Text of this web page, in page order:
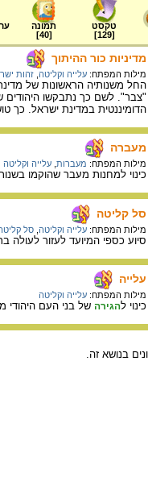
טקסט
[
129
]
תמונה
[
40
]
מדיניות כור ההיתוך
מילות המפתח: עלייה וקליטה זהות
החל משנותיה הראשונות של
"צבר". לשם כך נתבקשו היהודים
הדומיננטית במדינת ישראל. כך
מעברה
מילות המפתח: מעברות עלייה וקליטה
כינוי למחנות מעבר שהוקמו בשנות ה-50, לרוב
סל קליטה
מילות המפתח: עלייה וקליטה סל
סיוע כספי המיועד לעזור לעולה
עלייה
מילות המפתח: עלייה וקליטה
כינוי להגירה של בני העם היהודי